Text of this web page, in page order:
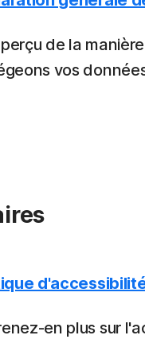
de la
vos
en plus sur